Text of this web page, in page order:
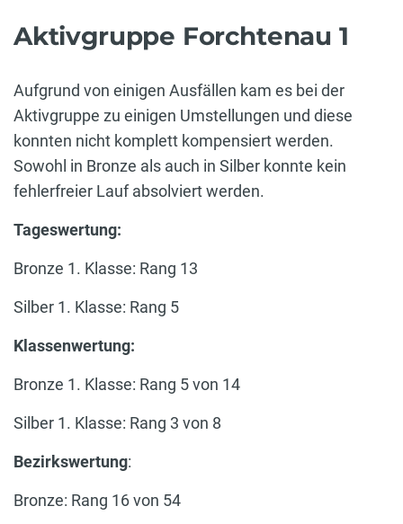
Aktivgruppe Forchtenau 1
Aufgrund von einigen Ausfällen kam es bei der
Aktivgruppe zu einigen Umstellungen und diese
konnten nicht komplett kompensiert werden.
Sowohl in Bronze als auch in Silber konnte kein
fehlerfreier Lauf absolviert werden.
Tageswertung:
Bronze 1. Klasse: Rang 13
Silber 1. Klasse: Rang 5
Klassenwertung:
Bronze 1. Klasse: Rang 5 von 14
Silber 1. Klasse: Rang 3 von 8
Bezirkswertung:
Bronze: Rang 16 von 54